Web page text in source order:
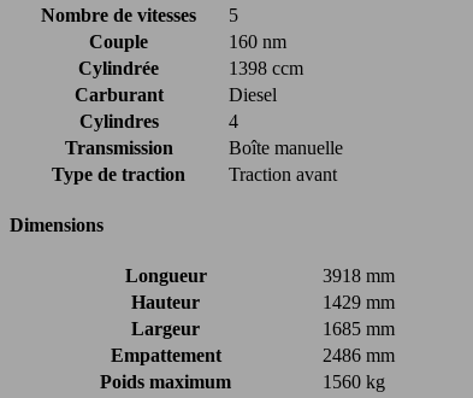
Nombre de vitesses
5
Couple
160 nm
Cylindrée
1398 ccm
Carburant
Diesel
Cylindres
4
Transmission
Boîte manuelle
Type de traction
Traction avant
Dimensions
Longueur
3918 mm
Hauteur
1429 mm
Largeur
1685 mm
Empattement
2486 mm
Poids maximum
1560 kg